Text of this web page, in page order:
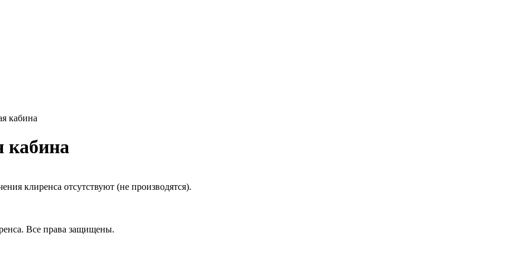
кабина
кабина
клиренса отсутствуют (не производятся).
Все права защищены.